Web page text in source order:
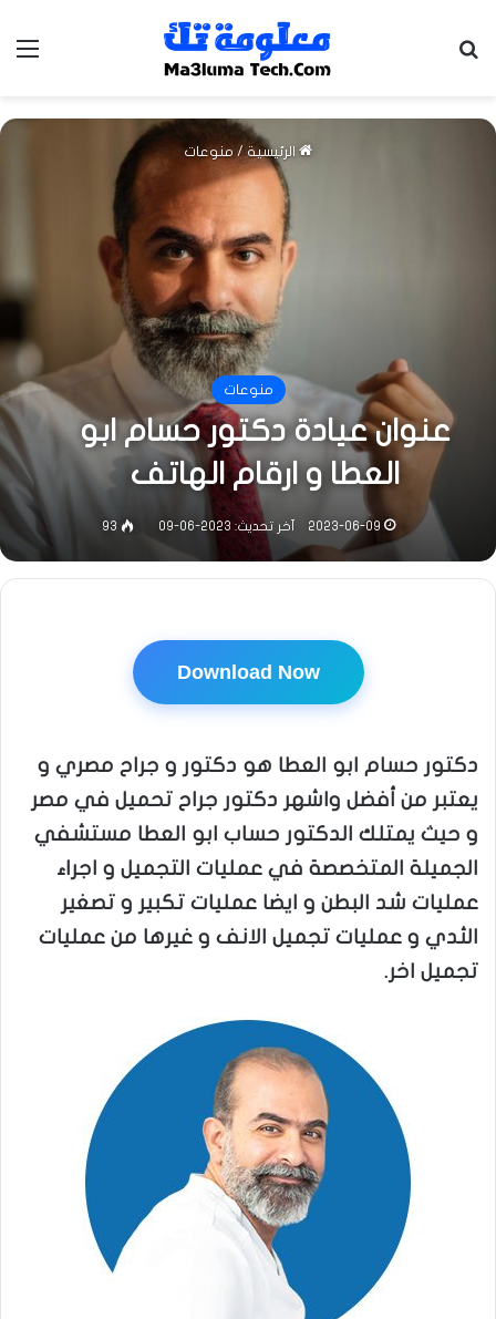
الرئيسية / منوعات
منوعات
عنوان عيادة دكتور حسام ابو
العطا و ارقام الهاتف
2023-06-09 آخر تحديث: 2023-06-09 93
Download Now
دكتور حسام ابو العطا هو دكتور و جراح مصري و
يعتبر من أفضل واشهر دكتور جراح تحميل في مصر
و حيث يمتلك الدكتور حساب ابو العطا مستشفي
الجميلة المتخصصة في عمليات التجميل و اجراء
عمليات شد البطن و ايضا عمليات تكبير و تصغير
الثدي و عمليات تجميل الانف و غيرها من عمليات
تجميل اخر.